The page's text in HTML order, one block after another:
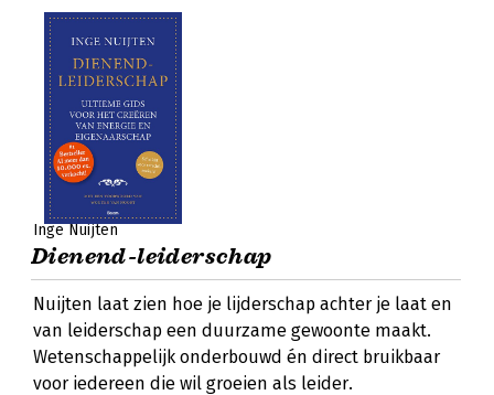
Inge Nuijten
Dienend-leiderschap
Nuijten laat zien hoe je lijderschap achter je laat en
van leiderschap een duurzame gewoonte maakt.
Wetenschappelijk onderbouwd én direct bruikbaar
voor iedereen die wil groeien als leider.